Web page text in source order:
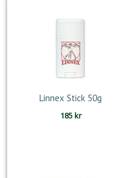
Linnex Stick 50g
185kr